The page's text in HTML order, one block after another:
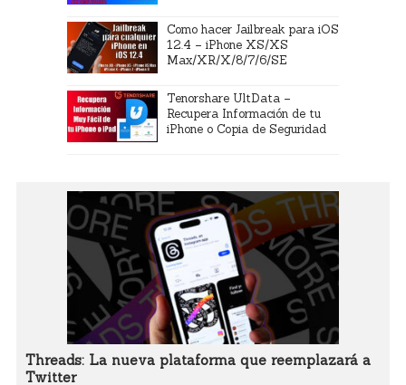
Como hacer Jailbreak para iOS
12.4 – iPhone XS/XS
Max/XR/X/8/7/6/SE
Tenorshare UltData –
Recupera Información de tu
iPhone o Copia de Seguridad
Threads: La nueva plataforma que reemplazará a
Twitter